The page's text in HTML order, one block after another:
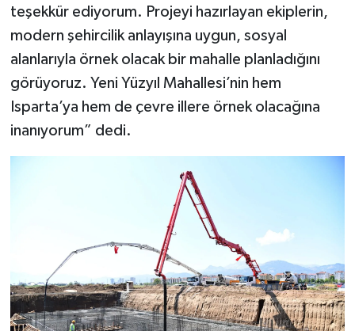
teşekkür ediyorum. Projeyi hazırlayan ekiplerin,
modern şehircilik anlayışına uygun, sosyal
alanlarıyla örnek olacak bir mahalle planladığını
görüyoruz. Yeni Yüzyıl Mahallesi’nin hem
Isparta’ya hem de çevre illere örnek olacağına
inanıyorum” dedi.